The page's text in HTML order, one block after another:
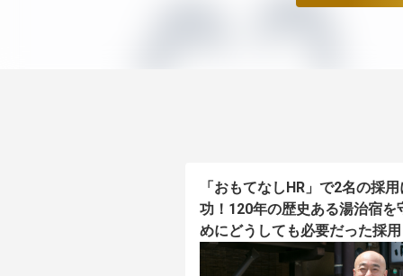
「おもてなしHR」で2名の採
功！120年の歴史ある湯治宿を
めにどうしても必要だった採用